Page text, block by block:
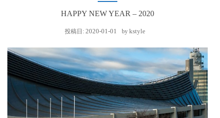
HAPPY NEW YEAR – 2020
投稿日: 2020-01-01 by kstyle